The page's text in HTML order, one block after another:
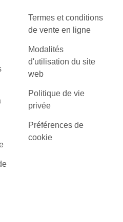
Termes et conditions
de vente en ligne
Modalités
d'utilisation du site
web
Politique de vie
privée
Préférences de
cookie